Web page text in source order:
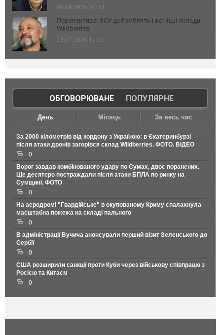
03.08.2026 20:24
Перспектива: ЗСУ добомблять і всі інші склади
Wildberries
23.07.2026 11:31
ОБГОВОРЮВАНЕ| ПОПУЛЯРНЕ
День Місяць За весь час
За 2000 кілометрів від кордону з Україною: в Єкатеринбурзі
після атаки дронів загорівся склад Wildberries. ФОТО. ВІДЕО
0
Ворог завдав комбінованого удару по Сумах, двоє поранених.
Ще десятеро постраждали після атаки БПЛА по ринку на
Сумщині. ФОТО
0
На аеродромі "Гвардійське" в окупованому Криму спалахнула
масштабна пожежа на складі пального
0
В адміністрації Вучича анонсували перший візит Зеленського до
Сербії
0
США розширили санкції проти Куби через військову співпрацю з
Росією та Китаєм
0